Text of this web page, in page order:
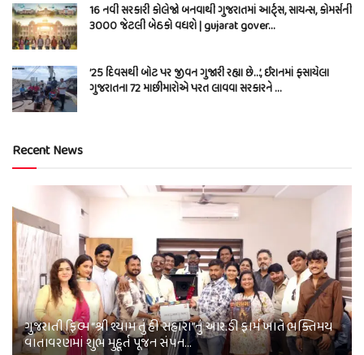
16 નવી સરકારી કોલેજો બનવાથી ગુજરાતમાં આર્ટ્સ, સાયન્સ, કોમર્સની
3000 જેટલી બેઠકો વધશે | gujarat gover…
’25 દિવસથી બોટ પર જીવન ગુજારી રહ્યા છે…’, ઈરાનમાં ફસાયેલા
ગુજરાતના 72 માછીમારોએ પરત લાવવા સરકારને …
Recent News
ગુજરાતી ફિલ્મ “શ્રી શ્યામ તું હી સહારા”નું આર.ડી ફાર્મ ખાતે ભક્તિમય
વાતાવરણમાં શુભ મુહૂર્ત પૂજન સંપન…